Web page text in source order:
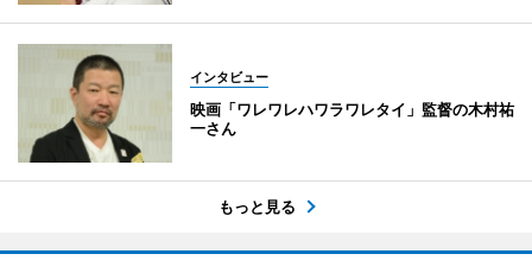
インタビュー
映画「ワレワレハワラワレタイ」監督の木村祐
一さん
もっと見る